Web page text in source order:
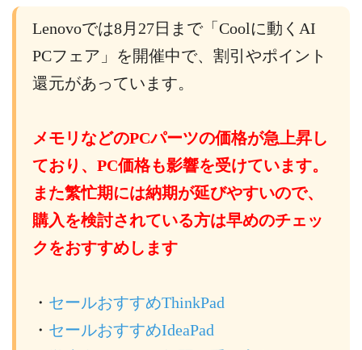
Lenovoでは8月27日まで「Coolに動くAI
PCフェア」を開催中で、割引やポイント
還元があっています。
メモリなどのPCパーツの価格が急上昇し
ており、PC価格も影響を受けています。
また繁忙期には納期が延びやすいので、
購入を検討されている方は早めのチェッ
クをおすすめします
・ セールおすすめThinkPad
・ セールおすすめIdeaPad